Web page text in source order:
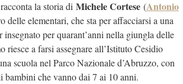
racconta la storia di Michele Cortese (Antonio
delle elementari, che sta per affacciarsi a una
per quarant’anni nella giungla delle
riesce a farsi assegnare all’Istituto Cesidio
scuola nel Parco Nazionale d’Abruzzo, con
bambini che vanno dai 7 ai 10 anni.